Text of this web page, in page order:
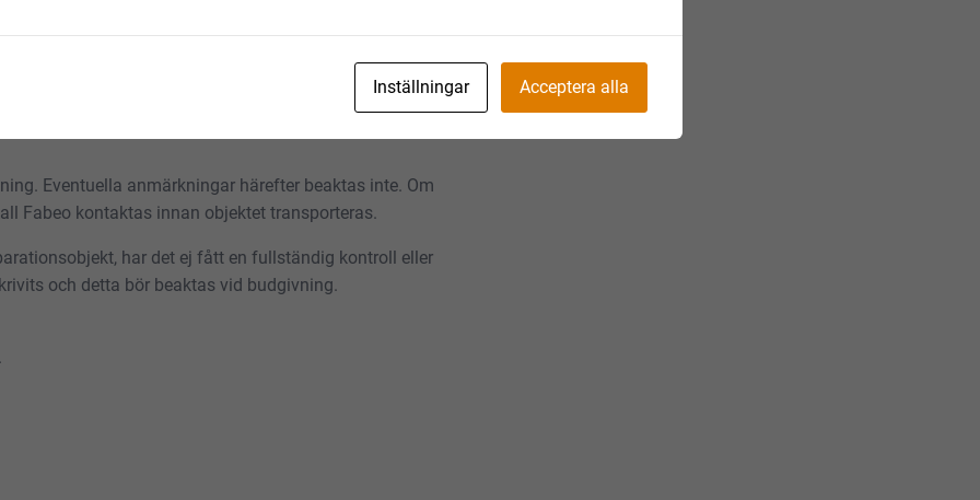
av det text-, bild- och filmmaterial som finns
Eventuella anmärkningar härefter beaktas inte. Om
Fabeo kontaktas innan objektet transporteras.
har det ej fått en fullständig kontroll eller
och detta bör beaktas vid budgivning.
Inställningar Acceptera alla